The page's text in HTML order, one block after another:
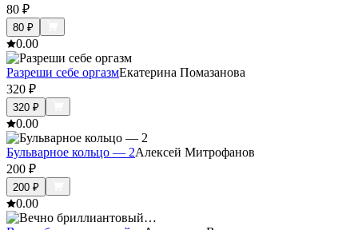
80 ₽
80 ₽
0.00
Разреши себе оргазмЕкатерина Помазанова
320 ₽
320 ₽
0.00
Бульварное кольцо — 2Алексей Митрофанов
200 ₽
200 ₽
0.00